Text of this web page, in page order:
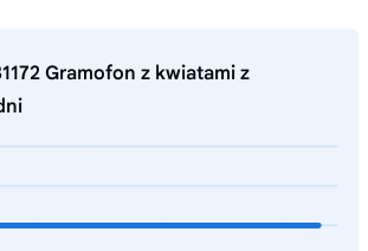
Gramofon z kwiatami z